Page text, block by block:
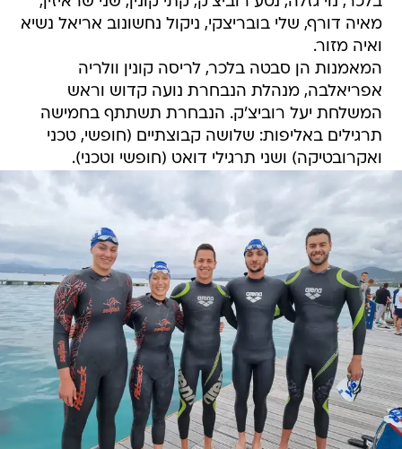
מאיה דורף, שלי בובריצקי, ניקול נחשונוב אריאל נשיא
ואיה מזור.
המאמנות הן סבטה בלכר, לריסה קונין וולריה
אפריאלבה, מנהלת הנבחרת נועה קדוש וראש
המשלחת יעל רוביצ'ק. הנבחרת תשתתף בחמישה
תרגילים באליפות: שלושה קבוצתיים (חופשי, טכני
ואקרובטיקה) ושני תרגילי דואט (חופשי וטכני).